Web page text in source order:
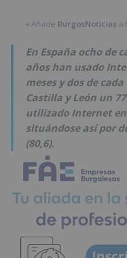
★Añade BurgosNoticias a
En España ocho de
años han usado
meses y dos de
Castilla y León un
utilizado Internet
situándose así por
(80,6).